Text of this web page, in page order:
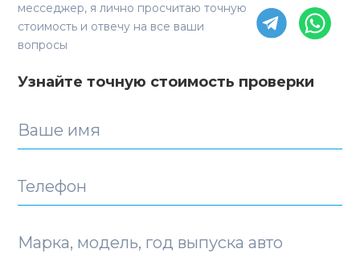
месседжер, я лично просчитаю точную
стоимость и отвечу на все ваши
вопросы
Узнайте точную стоимость проверки
Ваше имя
Телефон
Марка, модель, год выпуска авто